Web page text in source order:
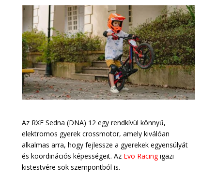
Az RXF Sedna (DNA) 12 egy rendkívül könnyű,
elektromos gyerek crossmotor, amely kiválóan
alkalmas arra, hogy fejlessze a gyerekek egyensúlyát
és koordinációs képességeit. Az Evo Racingigazi
kistestvére sok szempontból is.